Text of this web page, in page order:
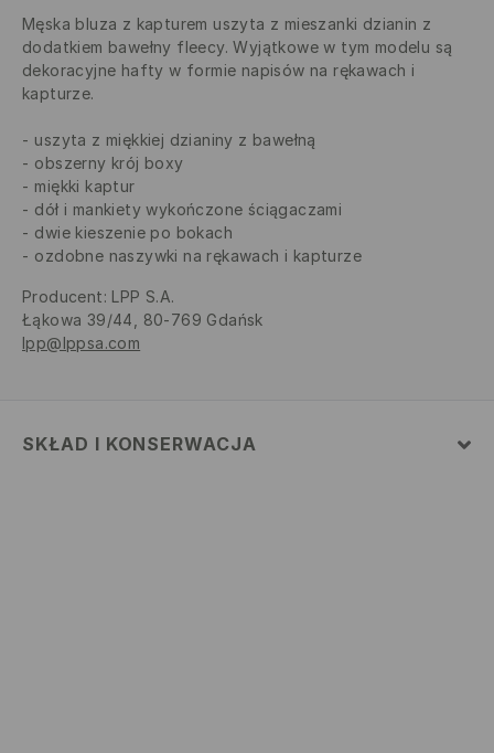
Męska bluza z kapturem uszyta z mieszanki dzianin z
dodatkiem bawełny fleecy. Wyjątkowe w tym modelu są
dekoracyjne hafty w formie napisów na rękawach i
kapturze.
uszyta z miękkiej dzianiny z bawełną
obszerny krój boxy
miękki kaptur
dół i mankiety wykończone ściągaczami
dwie kieszenie po bokach
ozdobne naszywki na rękawach i kapturze
Producent: LPP S.A.
Łąkowa 39/44, 80-769 Gdańsk
lpp@lppsa.com
SKŁAD I KONSERWACJA